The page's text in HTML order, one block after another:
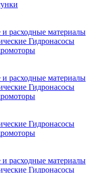
расходные материалы
Гидронасосы
расходные материалы
Гидронасосы
Гидронасосы
расходные материалы
Гидронасосы